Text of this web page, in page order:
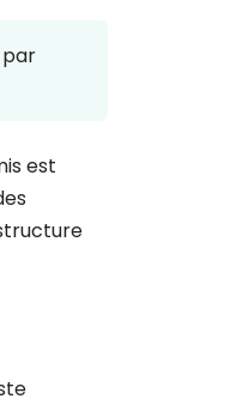
est